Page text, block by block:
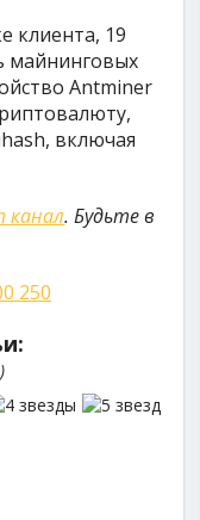
клиента, 19
майнинговых
Antminer
включая
канал. Будьте в